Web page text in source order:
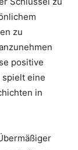
zu
positive
spielt eine
in